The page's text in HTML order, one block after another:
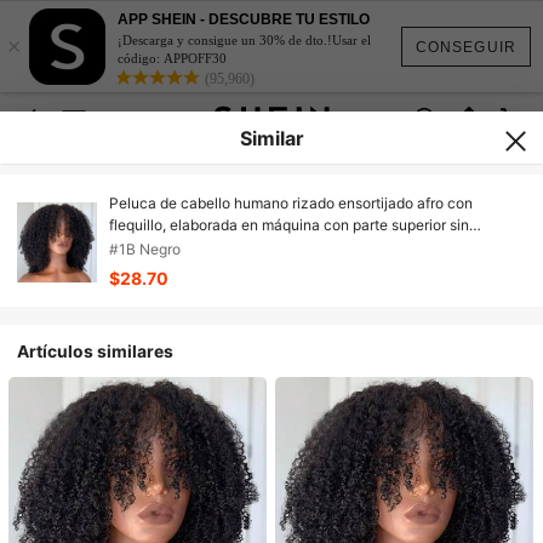
CONSEGUIR
×
APP SHEIN - DESCUBRE TU ESTILO
¡Descarga y consigue un 30% de dto.!Usar el
código: APPOFF30
(95,960)
Similar
Peluca de cabello humano rizado ensortijado afro con
flequillo, elaborada en máquina con parte superior sin
pegamento, peluca virgen brasileña de rizo afro para mujer,
200% de densidad, color natural
#1B Negro
$28.70
Artículos similares